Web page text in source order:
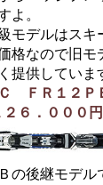
よ。
モデルはスキ
格なので旧モ
提供していま
ＦＲ１２Ｐ
６．０００円
の後継モデル